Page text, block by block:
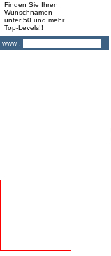
Finden Sie Ihren
Wunschnamen
unter 50 und mehr
Top-Levels!!
www .